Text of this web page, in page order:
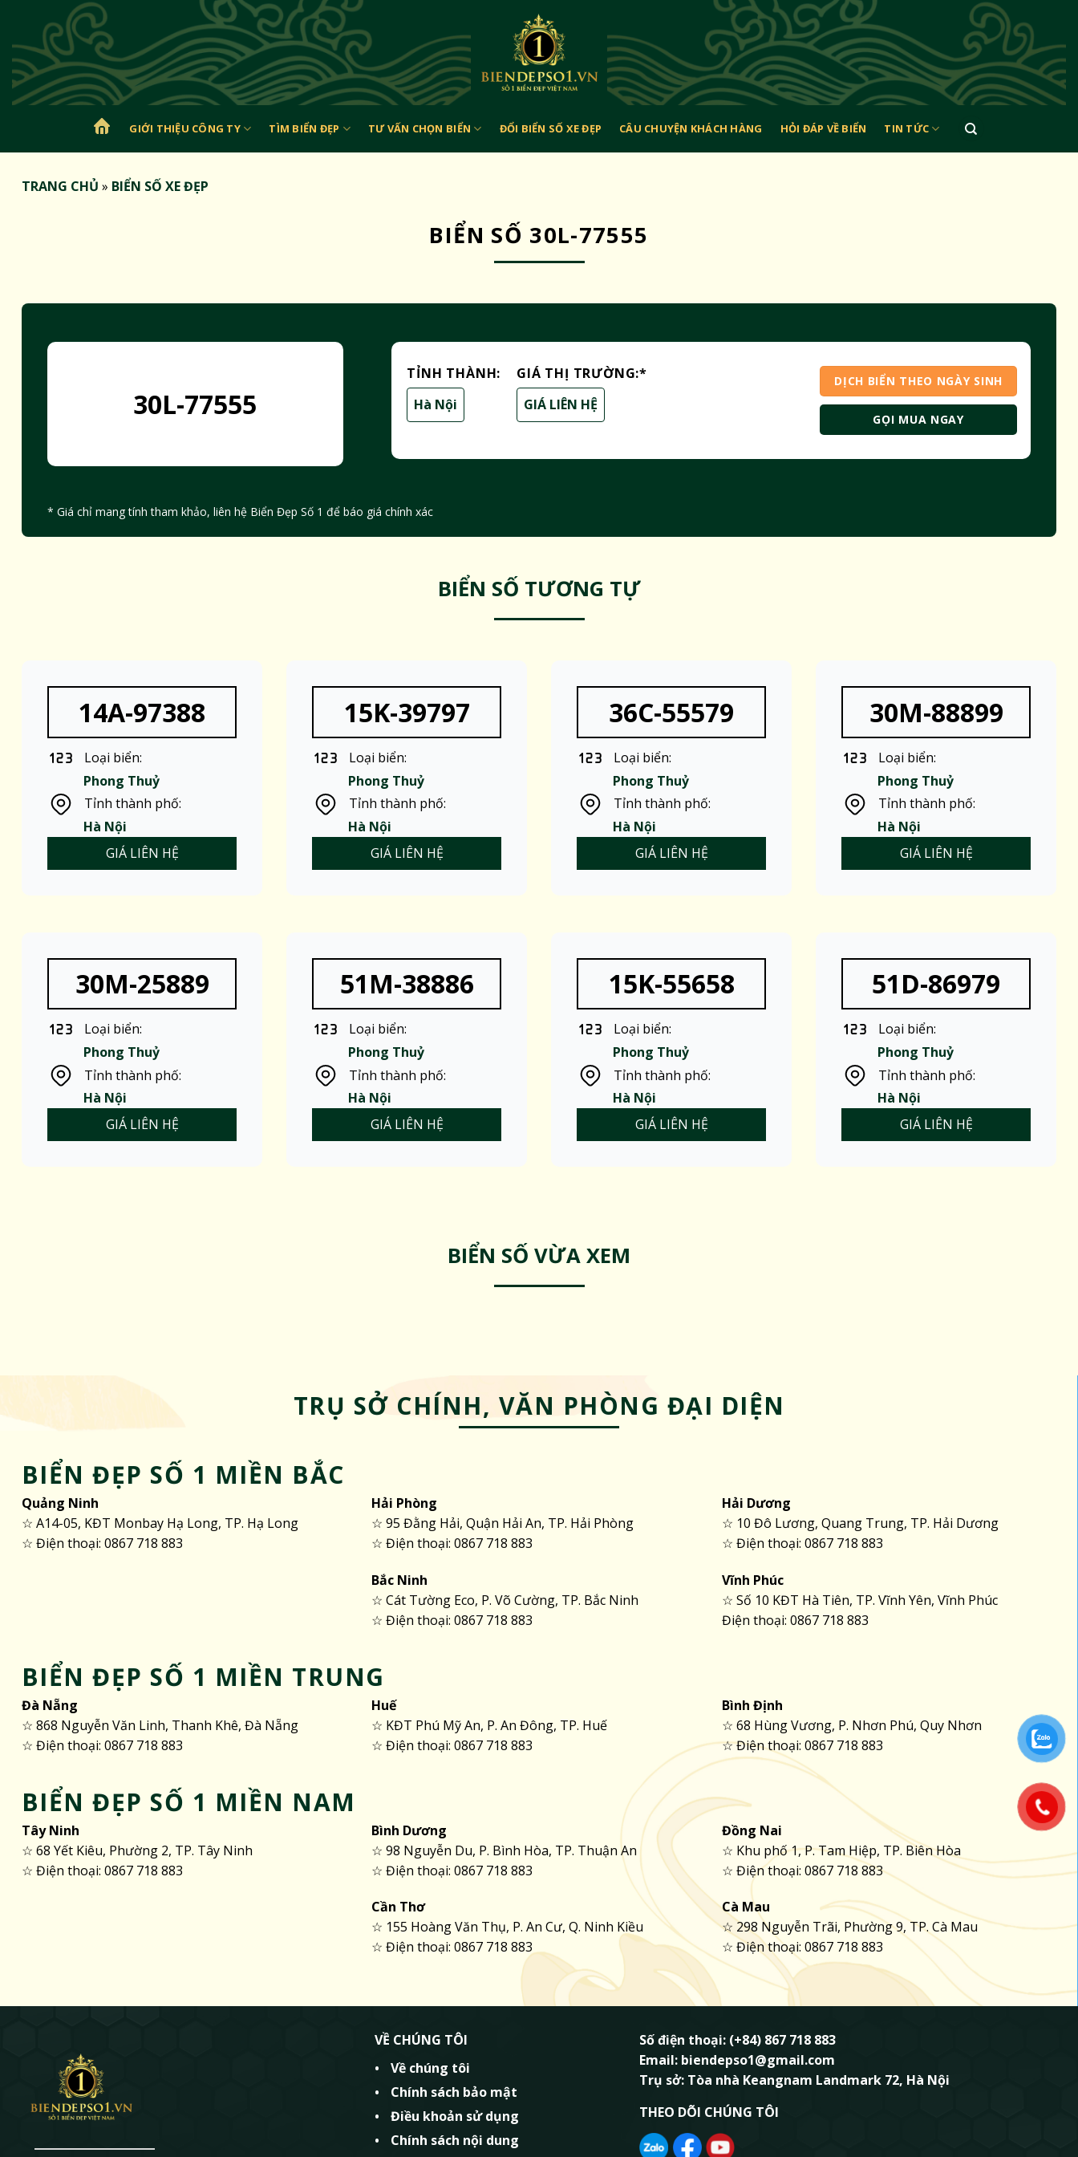
nội
dung
TRANGGIỚI THIỆU CÔNG TY TÌM BIỂN ĐẸP TƯ VẤN CHỌN BIỂN ĐỔI BIỂN SỐ XE ĐẸP CÂU CHUYỆN KHÁCH HÀNG HỎI ĐÁP VỀ BIỂN TIN TỨC
TRANG CHỦ » BIỂN SỐ XE ĐẸP
BIỂN SỐ 30L-77555
30L-77555
TỈNH THÀNH:
Hà Nội
GIÁ THỊ TRƯỜNG:*
GIÁ LIÊN HỆ
DỊCH BIỂN THEO NGÀY SINH
GỌI MUA NGAY
* Giá chỉ mang tính tham khảo, liên hệ Biển Đẹp Số 1 để báo giá chính xác
BIỂN SỐ TƯƠNG TỰ
14A-97388
Loại biển:
Phong Thuỷ
Tỉnh thành phố:
Hà Nội
GIÁ LIÊN HỆ
15K-39797
Loại biển:
Phong Thuỷ
Tỉnh thành phố:
Hà Nội
GIÁ LIÊN HỆ
36C-55579
Loại biển:
Phong Thuỷ
Tỉnh thành phố:
Hà Nội
GIÁ LIÊN HỆ
30M-88899
Loại biển:
Phong Thuỷ
Tỉnh thành phố:
Hà Nội
GIÁ LIÊN HỆ
30M-25889
Loại biển:
Phong Thuỷ
Tỉnh thành phố:
Hà Nội
GIÁ LIÊN HỆ
51M-38886
Loại biển:
Phong Thuỷ
Tỉnh thành phố:
Hà Nội
GIÁ LIÊN HỆ
15K-55658
Loại biển:
Phong Thuỷ
Tỉnh thành phố:
Hà Nội
GIÁ LIÊN HỆ
51D-86979
Loại biển:
Phong Thuỷ
Tỉnh thành phố:
Hà Nội
GIÁ LIÊN HỆ
BIỂN SỐ VỪA XEM
TRỤ SỞ CHÍNH, VĂN PHÒNG ĐẠI DIỆN
BIỂN ĐẸP SỐ 1 MIỀN BẮC
Quảng Ninh
☆ A14-05, KĐT Monbay Hạ Long, TP. Hạ Long
☆ Điện thoại: 0867 718 883
Hải Phòng
☆ 95 Đằng Hải, Quận Hải An, TP. Hải Phòng
☆ Điện thoại: 0867 718 883
Bắc Ninh
☆ Cát Tường Eco, P. Võ Cường, TP. Bắc Ninh
☆ Điện thoại: 0867 718 883
Hải Dương
☆ 10 Đô Lương, Quang Trung, TP. Hải Dương
☆ Điện thoại: 0867 718 883
Vĩnh Phúc
☆ Số 10 KĐT Hà Tiên, TP. Vĩnh Yên, Vĩnh Phúc
Điện thoại: 0867 718 883
BIỂN ĐẸP SỐ 1 MIỀN TRUNG
Đà Nẵng
☆ 868 Nguyễn Văn Linh, Thanh Khê, Đà Nẵng
☆ Điện thoại: 0867 718 883
Huế
☆ KĐT Phú Mỹ An, P. An Đông, TP. Huế
☆ Điện thoại: 0867 718 883
Bình Định
☆ 68 Hùng Vương, P. Nhơn Phú, Quy Nhơn
☆ Điện thoại: 0867 718 883
BIỂN ĐẸP SỐ 1 MIỀN NAM
Tây Ninh
☆ 68 Yết Kiêu, Phường 2, TP. Tây Ninh
☆ Điện thoại: 0867 718 883
Bình Dương
☆ 98 Nguyễn Du, P. Bình Hòa, TP. Thuận An
☆ Điện thoại: 0867 718 883
Cần Thơ
☆ 155 Hoàng Văn Thụ, P. An Cư, Q. Ninh Kiều
☆ Điện thoại: 0867 718 883
Đồng Nai
☆ Khu phố 1, P. Tam Hiệp, TP. Biên Hòa
☆ Điện thoại: 0867 718 883
Cà Mau
☆ 298 Nguyễn Trãi, Phường 9, TP. Cà Mau
☆ Điện thoại: 0867 718 883
VỀ CHÚNG TÔI
Về chúng tôi
Chính sách bảo mật
Điều khoản sử dụng
Chính sách nội dung
Số điện thoại: (+84) 867 718 883
Email: biendepso1@gmail.com
Trụ sở: Tòa nhà Keangnam Landmark 72, Hà Nội
THEO DÕI CHÚNG TÔI